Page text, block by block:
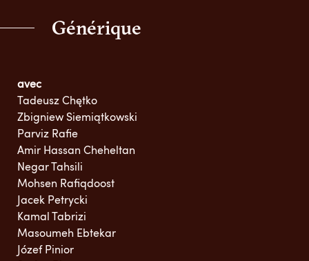
Générique
avec
Tadeusz Chętko
Zbigniew Siemiątkowski
Parviz Rafie
Amir Hassan Cheheltan
Negar Tahsili
Mohsen Rafiqdoost
Jacek Petrycki
Kamal Tabrizi
Masoumeh Ebtekar
Józef Pinior